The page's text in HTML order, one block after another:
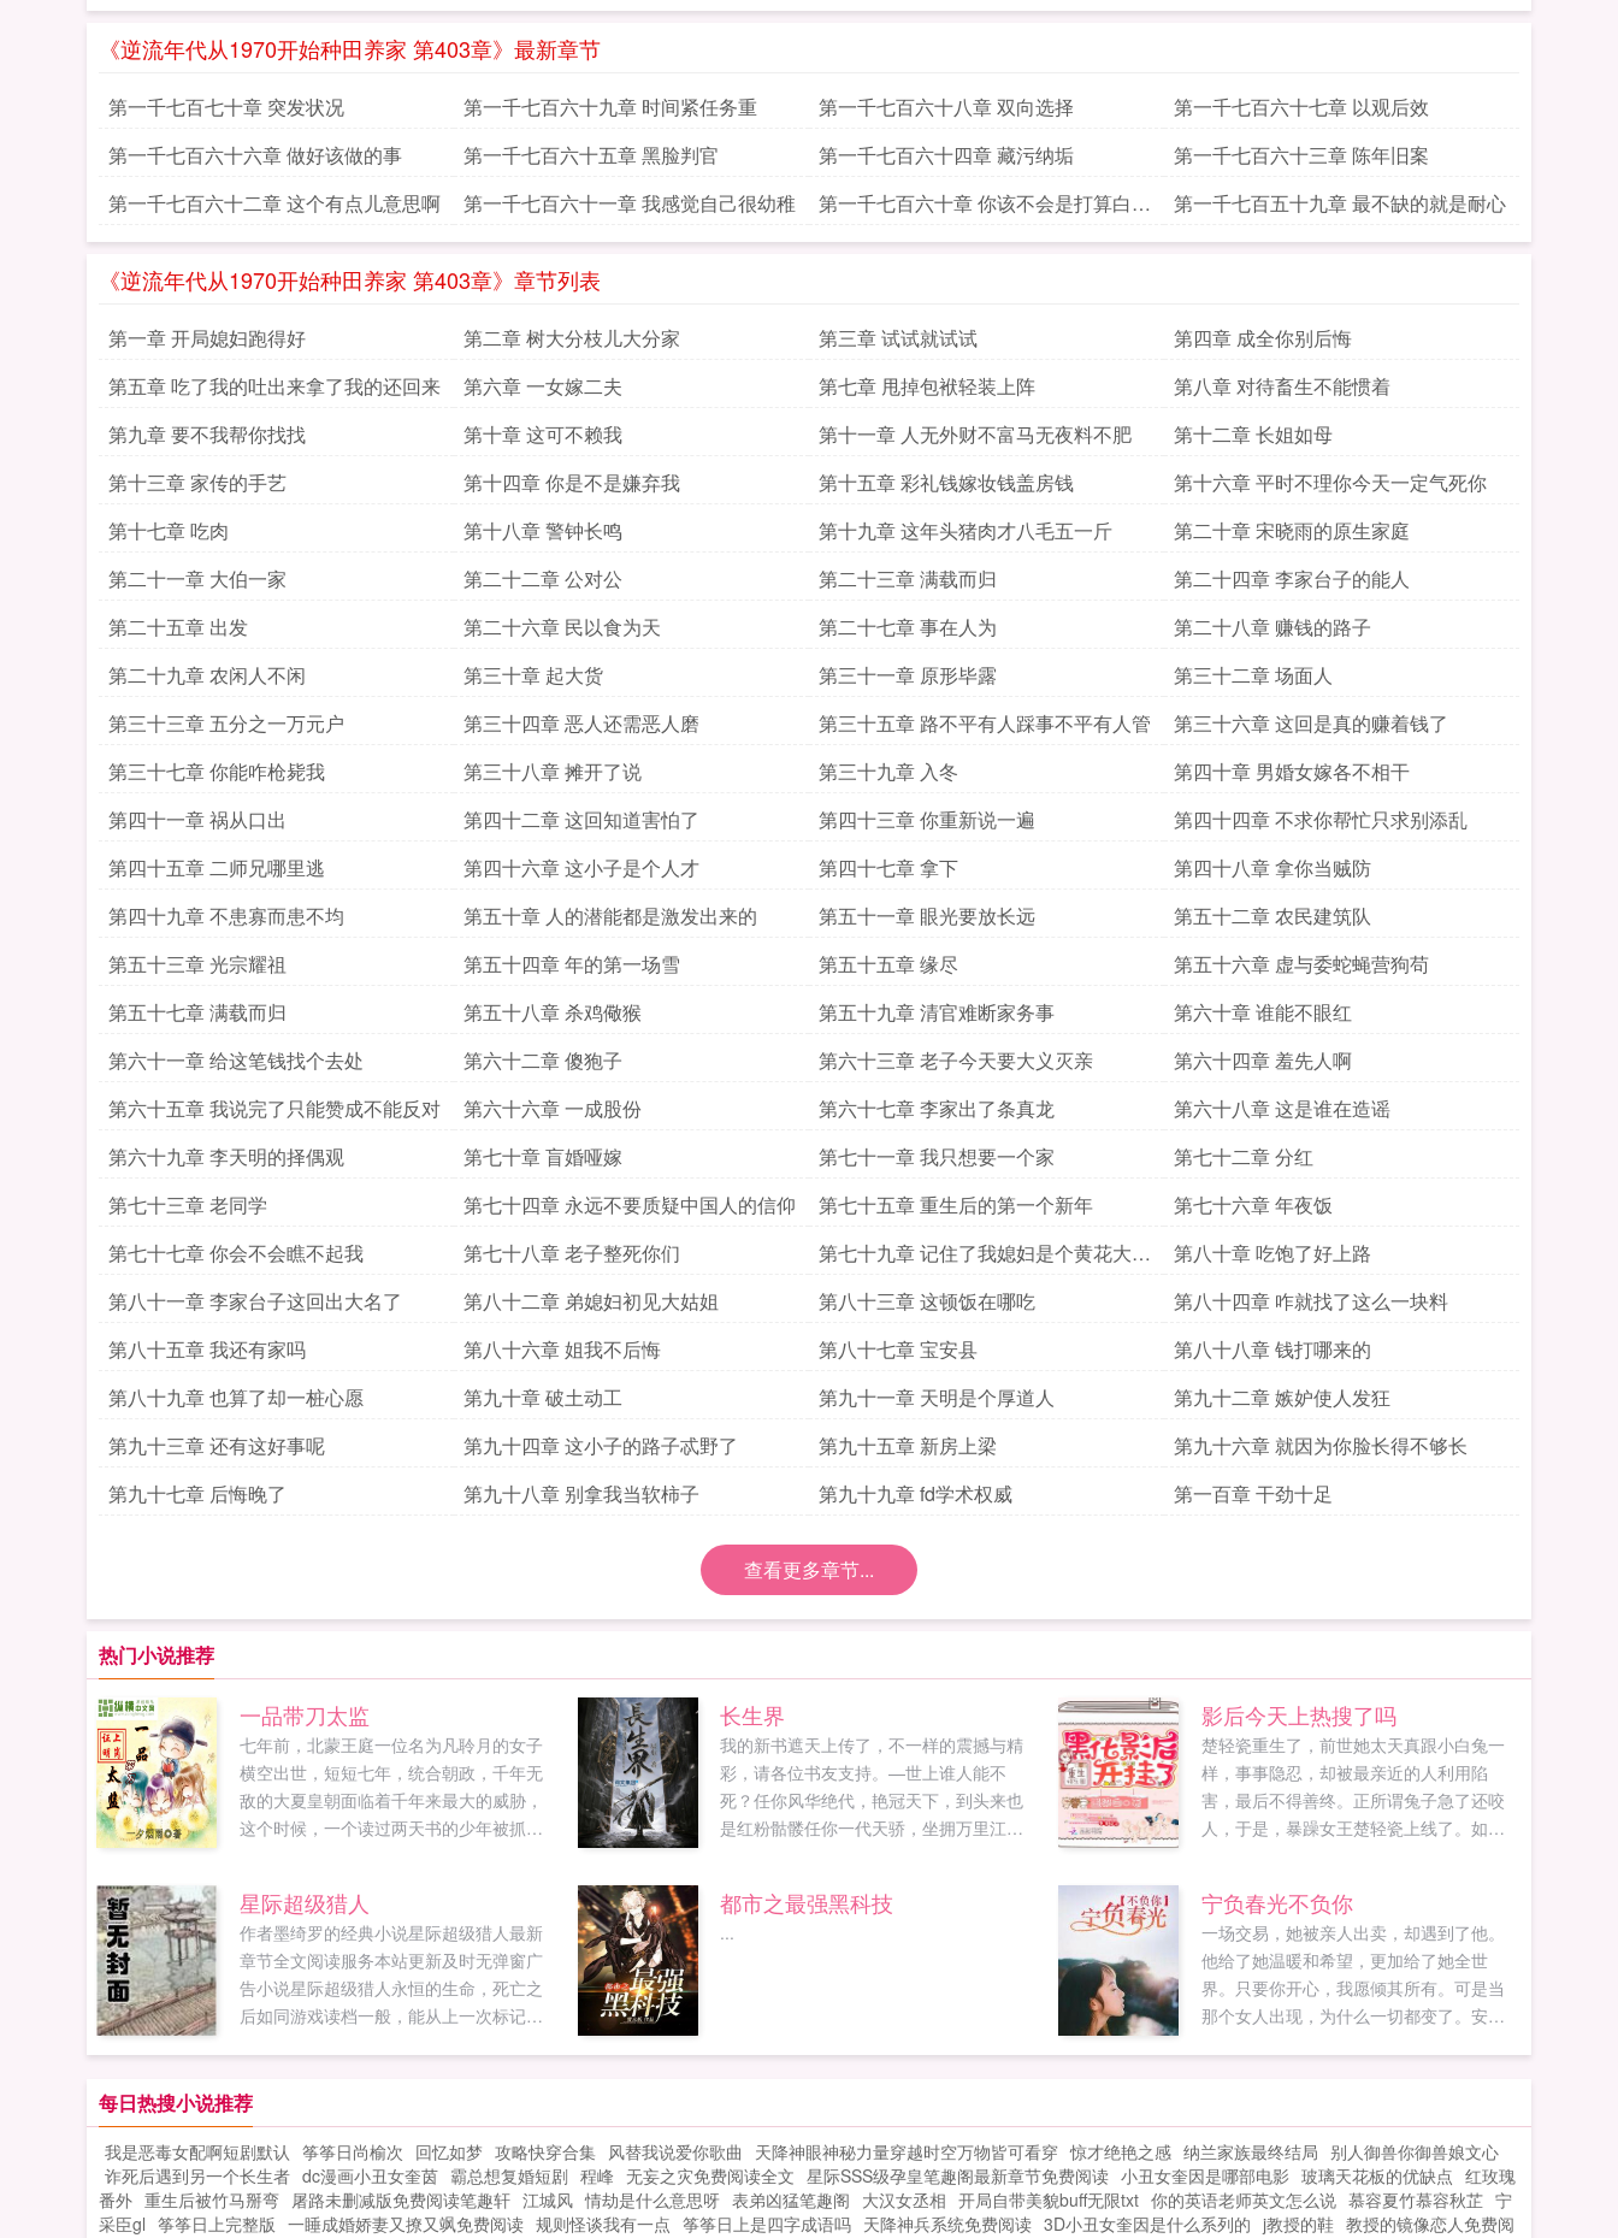
《逆流年代从1970开始种田养家 第403章》最新章节
第一千七百七十章 突发状况 第一千七百六十九章 时间紧任务重 第一千七百六十八章 双向选择
第一千七百六十七章 以观后效
第一千七百六十六章 做好该做的事
第一千七百六十五章 黑脸判官 第一千七百六十四章 藏污纳垢
第一千七百六十三章 陈年旧案
第一千七百六十二章 这个有点儿意思啊
第一千七百六十一章 我感觉自己很幼稚
第一千七百六十章 你该不会是打算白嫖
吧
第一千七百五十九章 最不缺的就是耐心
《逆流年代从1970开始种田养家 第403章》章节列表
第一章 开局媳妇跑得好 第二章 树大分枝儿大分家 第三章 试试就试试
第四章 成全你别后悔
第五章 吃了我的吐出来拿了我的还回来
第六章 一女嫁二夫 第七章 甩掉包袱轻装上阵
第八章 对待畜生不能惯着
第九章 要不我帮你找找
第十章 这可不赖我 第十一章 人无外财不富马无夜料不肥
第十二章 长姐如母
第十三章 家传的手艺
第十四章 你是不是嫌弃我 第十五章 彩礼钱嫁妆钱盖房钱
第十六章 平时不理你今天一定气死你
第十七章 吃肉
第十八章 警钟长鸣 第十九章 这年头猪肉才八毛五一斤
第二十章 宋晓雨的原生家庭
第二十一章 大伯一家
第二十二章 公对公 第二十三章 满载而归
第二十四章 李家台子的能人
第二十五章 出发
第二十六章 民以食为天 第二十七章 事在人为
第二十八章 赚钱的路子
第二十九章 农闲人不闲
第三十章 起大货 第三十一章 原形毕露
第三十二章 场面人
第三十三章 五分之一万元户
第三十四章 恶人还需恶人磨 第三十五章 路不平有人踩事不平有人管
第三十六章 这回是真的赚着钱了
第三十七章 你能咋枪毙我
第三十八章 摊开了说 第三十九章 入冬
第四十章 男婚女嫁各不相干
第四十一章 祸从口出
第四十二章 这回知道害怕了 第四十三章 你重新说一遍
第四十四章 不求你帮忙只求别添乱
第四十五章 二师兄哪里逃
第四十六章 这小子是个人才 第四十七章 拿下
第四十八章 拿你当贼防
第四十九章 不患寡而患不均
第五十章 人的潜能都是激发出来的 第五十一章 眼光要放长远
第五十二章 农民建筑队
第五十三章 光宗耀祖
第五十四章 年的第一场雪 第五十五章 缘尽
第五十六章 虚与委蛇蝇营狗苟
第五十七章 满载而归
第五十八章 杀鸡儆猴 第五十九章 清官难断家务事
第六十章 谁能不眼红
第六十一章 给这笔钱找个去处
第六十二章 傻狍子 第六十三章 老子今天要大义灭亲
第六十四章 羞先人啊
第六十五章 我说完了只能赞成不能反对
第六十六章 一成股份 第六十七章 李家出了条真龙
第六十八章 这是谁在造谣
第六十九章 李天明的择偶观
第七十章 盲婚哑嫁 第七十一章 我只想要一个家
第七十二章 分红
第七十三章 老同学
第七十四章 永远不要质疑中国人的信仰 第七十五章 重生后的第一个新年
第七十六章 年夜饭
第七十七章 你会不会瞧不起我
第七十八章 老子整死你们
第七十九章 记住了我媳妇是个黄花大闺
女
第八十章 吃饱了好上路
第八十一章 李家台子这回出大名了
第八十二章 弟媳妇初见大姑姐 第八十三章 这顿饭在哪吃
第八十四章 咋就找了这么一块料
第八十五章 我还有家吗
第八十六章 姐我不后悔 第八十七章 宝安县
第八十八章 钱打哪来的
第八十九章 也算了却一桩心愿
第九十章 破土动工 第九十一章 天明是个厚道人
第九十二章 嫉妒使人发狂
第九十三章 还有这好事呢
第九十四章 这小子的路子忒野了 第九十五章 新房上梁
第九十六章 就因为你脸长得不够长
第九十七章 后悔晚了
第九十八章 别拿我当软柿子 第九十九章 fd学术权威 第一百章 干劲十足
查看更多章节...
热门小说推荐
一品带刀太监
七年前，北蒙王庭一位名为凡聆月的女子
横空出世，短短七年，统合朝政，千年无
敌的大夏皇朝面临着千年来最大的威胁，
这个时候，一个读过两天书的少年被抓进
更一万，敬请收藏！书友群102176072...
长生界
我的新书遮天上传了，不一样的震撼与精
彩，请各位书友支持。—世上谁人能不
死？任你风华绝代，艳冠天下，到头来也
是红粉骷髅任你一代天骄，坐拥万里江
老相传，超脱于人世间之外，有一个浩大
的长生界长生界简体...
影后今天上热搜了吗
楚轻瓷重生了，前世她太天真跟小白兔一
样，事事隐忍，却被最亲近的人利用陷
害，最后不得善终。正所谓兔子急了还咬
人，于是，暴躁女王楚轻瓷上线了。如同
命。自打遇上了宇宙第一直男乔影帝之
后，怀疑人生的人却变成了她？？？恶龙
咆哮的楚小花我只想和你谈恋爱，你却想
和我谈演技？？？影帝弱小无助可怜我罩
的小花好像比我厉害，肿么办？...
星际超级猎人
作者墨绮罗的经典小说星际超级猎人最新
章节全文阅读服务本站更新及时无弹窗广
告小说星际超级猎人永恒的生命，死亡之
后如同游戏读档一般，能从上一次标记的
是敖雪却是一个困在这一条时间线上，永
远不会死亡的人。...
都市之最强黑科技
...
宁负春光不负你
一场交易，她被亲人出卖，却遇到了他。
他给了她温暖和希望，更加给了她全世
界。只要你开心，我愿倾其所有。可是当
那个女人出现，为什么一切都变了。安筱
每日热搜小说推荐
我是恶毒女配啊短剧默认 筝筝日尚榆次 回忆如梦 攻略快穿合集 风替我说爱你歌曲 天降神眼神秘力量穿越时空万物皆可看穿 惊才绝艳之感 纳兰家族最终结局 别人御兽你御兽娘文心
诈死后遇到另一个长生者 dc漫画小丑女奎茵 霸总想复婚短剧 程峰 无妄之灾免费阅读全文 星际SSS级孕皇笔趣阁最新章节免费阅读 小丑女奎因是哪部电影 玻璃天花板的优缺点 红玫瑰
番外 重生后被竹马掰弯 屠路未删减版免费阅读笔趣轩 江城风 情劫是什么意思呀 表弟凶猛笔趣阁 大汉女丞相 开局自带美貌buff无限txt 你的英语老师英文怎么说 慕容夏竹慕容秋芷 宁
采臣gl 筝筝日上完整版 一睡成婚娇妻又撩又飒免费阅读 规则怪谈我有一点 筝筝日上是四字成语吗 天降神兵系统免费阅读 3D小丑女奎因是什么系列的 j教授的鞋 教授的镜像恋人免费阅